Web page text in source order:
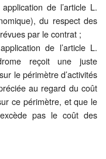
de l’article L.
du respect des
par le contrat ;
de l’article L.
reçoit une juste
le périmètre d’activités
au regard du coût
ce périmètre, et que le
pas le coût des